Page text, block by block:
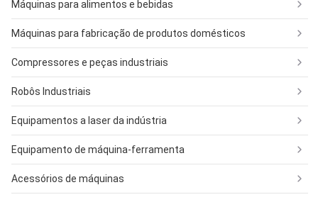
Máquinas para alimentos e bebidas
Máquinas para fabricação de produtos domésticos
Compressores e peças industriais
Robôs Industriais
Equipamentos a laser da indústria
Equipamento de máquina-ferramenta
Acessórios de máquinas